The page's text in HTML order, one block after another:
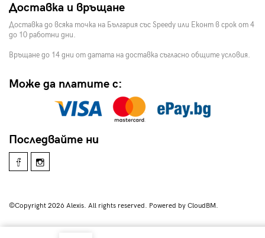
Доставка и връщане
Доставка до всяка точка на България със Speedy или Еконт в срок от 4
до 10 работни дни.
Връщане до 14 дни от датата на доставка съгласно общите условия.
Може да платите с:
Последвайте ни
©Copyright 2026 Alexis. All rights reserved. Powered by CloudBM.